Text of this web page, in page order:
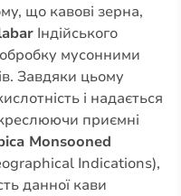
що кавові зерна,
Індійського
мусонними
Завдяки цьому
і надається
приємні
Monsooned
Indications),
данної кави